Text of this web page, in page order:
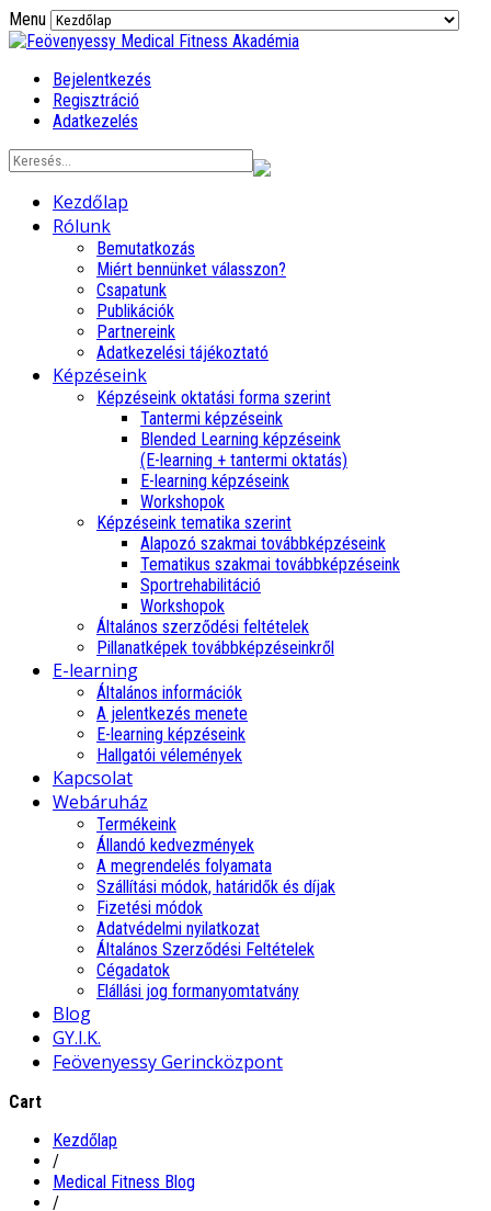
Menu
Bejelentkezés
Regisztráció
Adatkezelés
Kezdőlap
Rólunk
Bemutatkozás
Miért bennünket válasszon?
Csapatunk
Publikációk
Partnereink
Adatkezelési tájékoztató
Képzéseink
Képzéseink oktatási forma szerint
Tantermi képzéseink
Blended Learning képzéseink
(E-learning + tantermi oktatás)
E-learning képzéseink
Workshopok
Képzéseink tematika szerint
Alapozó szakmai továbbképzéseink
Tematikus szakmai továbbképzéseink
Sportrehabilitáció
Workshopok
Általános szerződési feltételek
Pillanatképek továbbképzéseinkről
E-learning
Általános információk
A jelentkezés menete
E-learning képzéseink
Hallgatói vélemények
Kapcsolat
Webáruház
Termékeink
Állandó kedvezmények
A megrendelés folyamata
Szállítási módok, határidők és díjak
Fizetési módok
Adatvédelmi nyilatkozat
Általános Szerződési Feltételek
Cégadatok
Elállási jog formanyomtatvány
Blog
GY.I.K.
Feövenyessy Gerincközpont
Cart
Kezdőlap
/
Medical Fitness Blog
/